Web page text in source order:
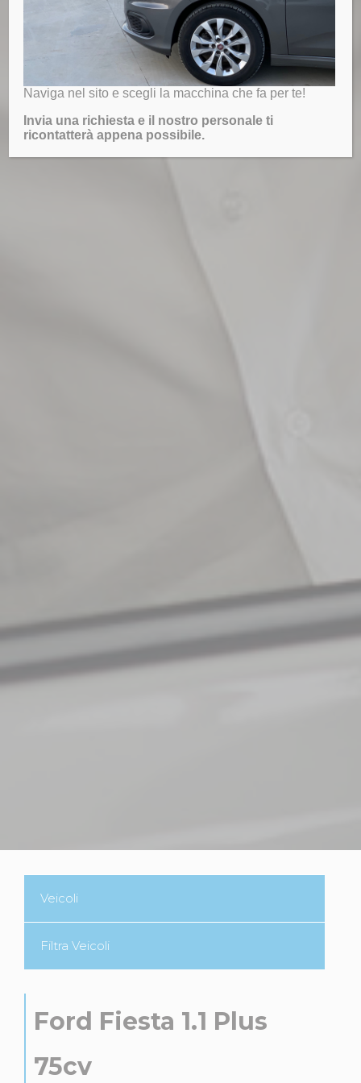
Veicoli
Filtra Veicoli
Ford Fiesta 1.1 Plus
75cv
Naviga nel sito e scegli la macchina che fa per te!
Invia una richiesta e il nostro personale ti
ricontatterà appena possibile.